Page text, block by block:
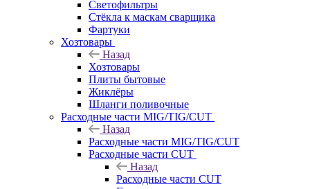
Светофильтры
Стёкла к маскам сварщика
Фартуки
Хозтовары
Назад
Хозтовары
Плиты бытовые
Жиклёры
Шланги поливочные
Расходные части MIG/TIG/CUT
Назад
Расходные части MIG/TIG/CUT
Расходные части CUT
Назад
Расходные части CUT